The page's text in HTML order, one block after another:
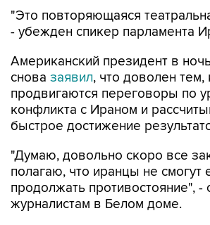
"Это повторяющаяся
- убежден спикер парламента
Американский президент в
снова заявил, что доволен тем,
продвигаются переговоры по
конфликта с Ираном и
быстрое достижение
"Думаю, довольно скоро все
полагаю, что иранцы не смогут
продолжать противостояние", -
журналистам в Белом доме.